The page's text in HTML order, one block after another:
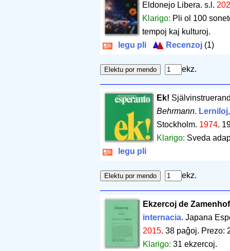
Eldonejo Libera. s.l.
Klarigo: Pli ol 100
tempoj kaj kulturoj.
legu pli
Recenzoj (1)
ekz.
Ek!
Behrmann.
Stockholm. 1974.
Klarigo: Sveda
legu pli
ekz.
Ekzercoj de Zamenhof
internacia. Japana
2015. 38 paĝoj. Prezo:
Klarigo: 31 ekzercoj.